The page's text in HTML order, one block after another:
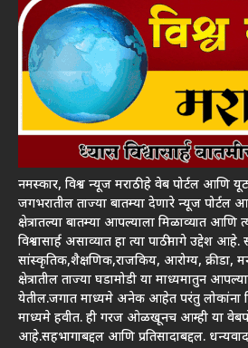
नमस्कार, विश्व न्यूज मराठी हे वेब पोर्टल आणि
जगभरातील ताज्या बातम्या देणारे न्यूज पोर्टल
क्षेत्रातल्या बातम्या आपल्याला मिळाव्यात
विश्वासार्ह असाव्यात हा त्या पाठीमागे उद्देश
सांस्कृतिक,शैक्षणिक,राजकिय, आरोग्य, क्रीडा,
क्षेत्रातील ताज्या घडामोडी या माध्यमातुन
येतील.जगात माध्यमे अनेक आहेत परंतु लोकांना
माध्यमे हवीत. ही गरज ओळखूनच आम्ही या
आहे.सहभागाबद्दल आणि प्रतिसादाबद्दल.